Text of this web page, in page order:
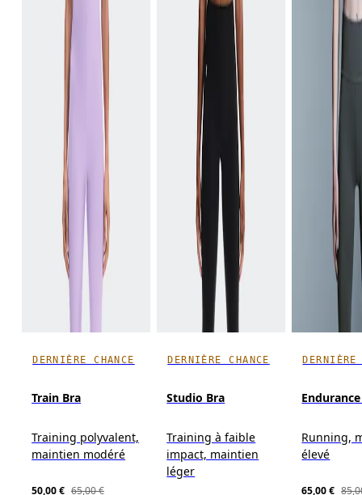
DERNIÈRE CHANCE
Train Bra
Training polyvalent,
maintien modéré
50,00 € 65,00 €
DERNIÈRE CHANCE
Studio Bra
Training à faible
impact, maintien
léger
DERNIÈRE
Running,
élevé
65,00 €